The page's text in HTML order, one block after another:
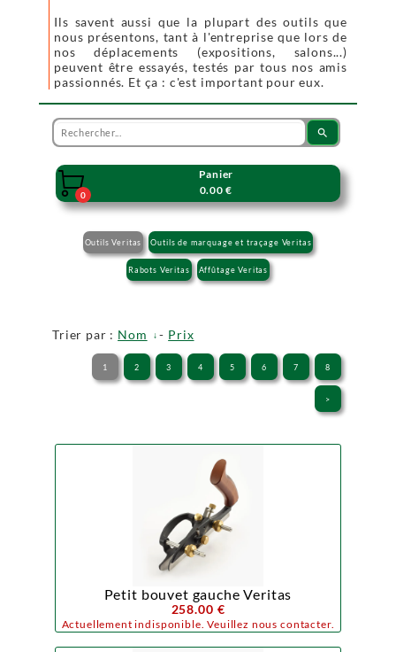
Ils savent aussi que la plupart des outils que
nous présentons, tant à l'entreprise que lors de
nos déplacements (expositions, salons...)
peuvent être essayés, testés par tous nos amis
passionnés. Et ça : c'est important pour eux.
search

0
Panier
0.00 €
Outils Veritas Outils de marquage et traçage Veritas
Rabots Veritas Affûtage Veritas
Trier par : Nom - Prix
1 2 3 4 5 6 7 8
>
Petit bouvet gauche Veritas
258.00 €
Actuellement indisponible. Veuillez nous contacter.